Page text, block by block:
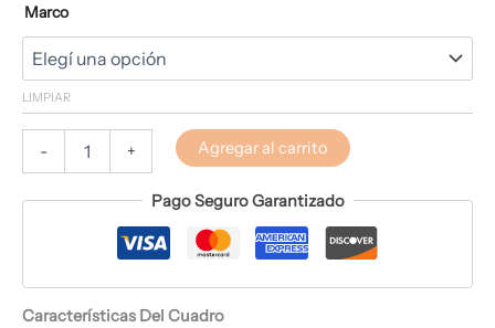
Marco
LIMPIAR
- + Agregar al carrito
Pago Seguro Garantizado
Características Del Cuadro